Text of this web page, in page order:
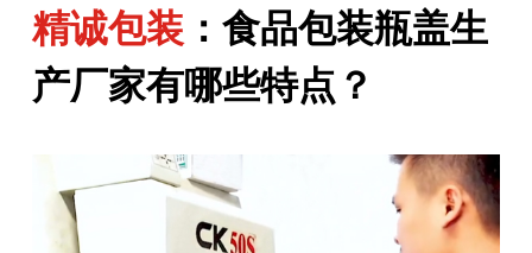
精诚包装 ：食品包装瓶盖生
产厂家有哪些特点？